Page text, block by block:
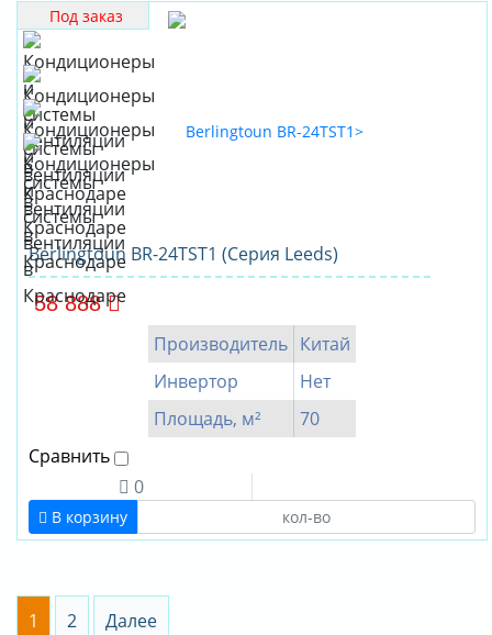
Под заказ
Berlingtoun BR-24TST1 (Серия Leeds)
58 888
Производитель Китай
Инвертор
Нет
Площадь, м²
70
Сравнить
0
В корзину
1 2 Далее